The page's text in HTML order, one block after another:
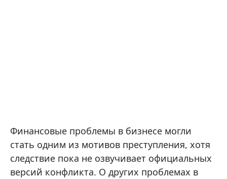
Финансовые проблемы в бизнесе могли
стать одним из мотивов преступления, хотя
следствие пока не озвучивает официальных
версий конфликта. О других проблемах в